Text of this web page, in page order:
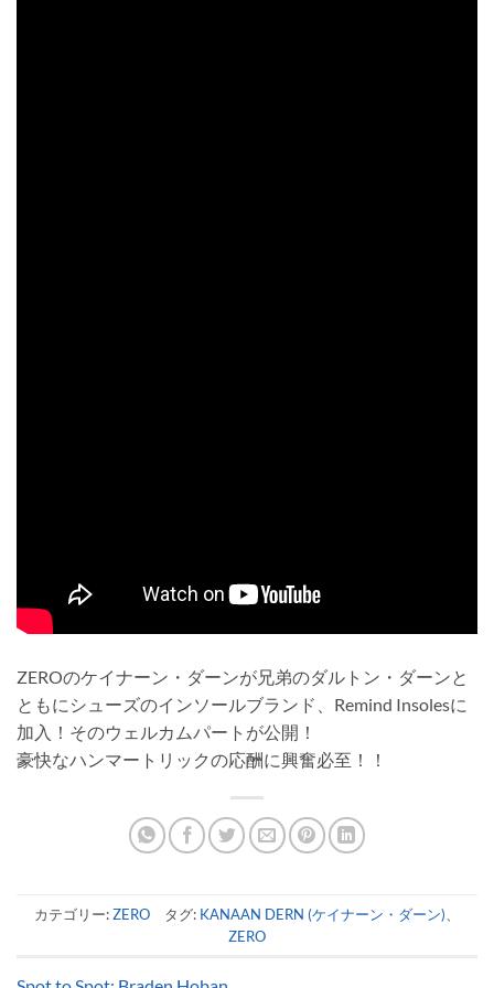
ZEROのケイナーン・ダーンが兄弟のダルトン・ダーンと
ともにシューズのインソールブランド、Remind Insolesに
加入！そのウェルカムパートが公開！
豪快なハンマートリックの応酬に興奮必至！！
カテゴリー:ZERO タグ: KANAAN DERN (ケイナーン・ダーン)
ZERO